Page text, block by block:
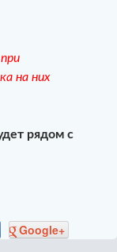
на них
рядом с
Google+